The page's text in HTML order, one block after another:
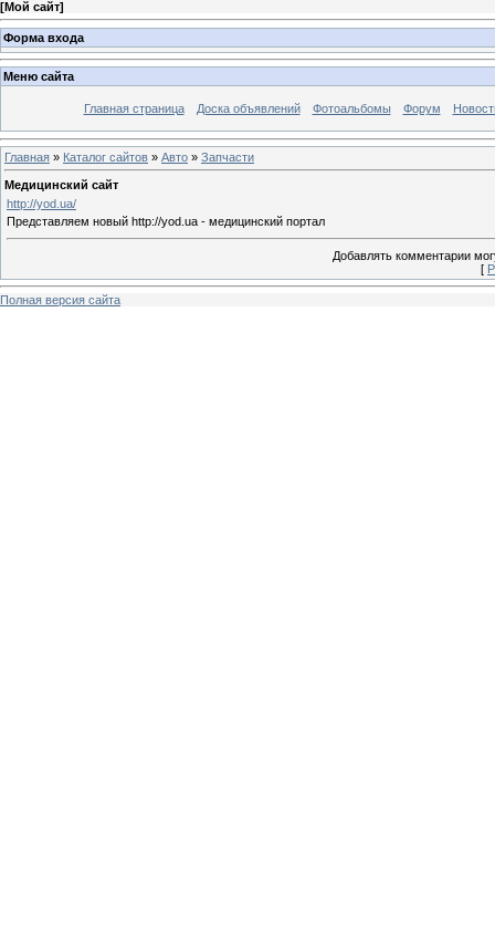
[Мой сайт]
Форма входа
Меню сайта
Главная страница Доска объявлений Фотоальбомы Форум
Главная » Каталог сайтов » Авто » Запчасти
Медицинский сайт
http://yod.ua/
Представляем новый http://yod.ua - медицинский портал
Добавлять комментарии
[
Полная версия сайта